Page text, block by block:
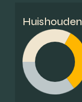
Huishouden